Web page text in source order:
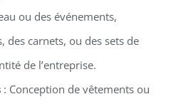
ou des événements,
des carnets, ou des sets de
de l’entreprise.
: Conception de vêtements ou